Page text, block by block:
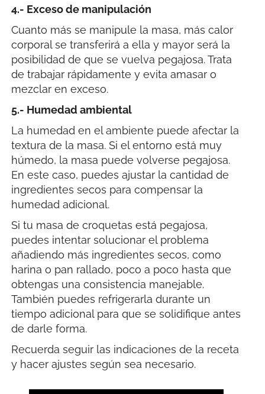
4.- Exceso de manipulación
Cuanto más se manipule la masa, más calor
corporal se transferirá a ella y mayor será la
posibilidad de que se vuelva pegajosa. Trata
de trabajar rápidamente y evita amasar o
mezclar en exceso.
5.- Humedad ambiental
La humedad en el ambiente puede afectar la
textura de la masa. Si el entorno está muy
húmedo, la masa puede volverse pegajosa.
En este caso, puedes ajustar la cantidad de
ingredientes secos para compensar la
humedad adicional.
Si tu masa de croquetas está pegajosa,
puedes intentar solucionar el problema
añadiendo más ingredientes secos, como
harina o pan rallado, poco a poco hasta que
obtengas una consistencia manejable.
También puedes refrigerarla durante un
tiempo adicional para que se solidifique antes
de darle forma.
Recuerda seguir las indicaciones de la receta
y hacer ajustes según sea necesario.